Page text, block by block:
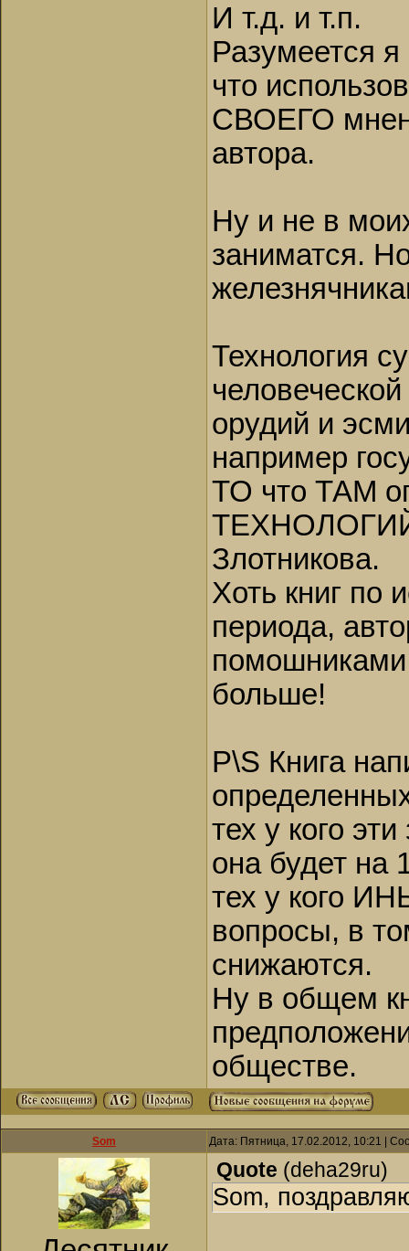
И т.д. и т.п.
Разумеется
что
СВОЕГО
автора.
Ну и не в
заниматся.
Технология
орудий и
например
ТО что ТАМ
ТЕХНОЛОГИЙ,
Злотникова.
Хоть книг по
периода,
помошниками
больше!
P\S Книга
тех у кого
она будет на
тех у кого
вопросы, в
снижаются.
Ну в общем
обществе.
Som Дата: Пятница, 17.02.2012, 10:21 |
Quote (deha29ru)
Som,